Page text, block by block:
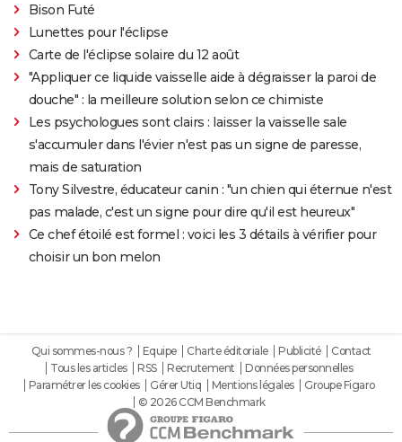
Bison Futé
Lunettes pour l'éclipse
Carte de l'éclipse solaire du 12 août
"Appliquer ce liquide vaisselle aide à dégraisser la paroi de
douche" : la meilleure solution selon ce chimiste
Les psychologues sont clairs : laisser la vaisselle sale
s'accumuler dans l'évier n'est pas un signe de paresse,
mais de saturation
Tony Silvestre, éducateur canin : "un chien qui éternue n'est
pas malade, c'est un signe pour dire qu'il est heureux"
Ce chef étoilé est formel : voici les 3 détails à vérifier pour
choisir un bon melon
Qui sommes-nous ? Equipe Charte éditoriale Publicité
Contact
Tous les articles
RSS Recrutement
Données personnelles
Paramétrer les cookies
Gérer Utiq Mentions légales
Groupe Figaro
© 2026 CCM Benchmark